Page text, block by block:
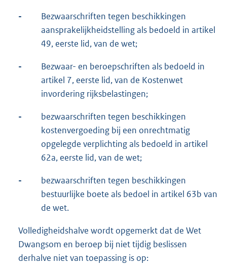
-
Bezwaarschriften tegen beschikkingen
aansprakelijkheidstelling als bedoeld in artikel
49, eerste lid, van de wet;
-
Bezwaar- en beroepschriften als bedoeld in
artikel 7, eerste lid, van de Kostenwet
invordering rijksbelastingen;
-
bezwaarschriften tegen beschikkingen
kostenvergoeding bij een onrechtmatig
opgelegde verplichting als bedoeld in artikel
62a, eerste lid, van de wet;
-
bezwaarschriften tegen beschikkingen
bestuurlijke boete als bedoel in artikel 63b van
de wet.
Volledigheidshalve wordt opgemerkt dat de Wet
Dwangsom en beroep bij niet tijdig beslissen
derhalve niet van toepassing is op: